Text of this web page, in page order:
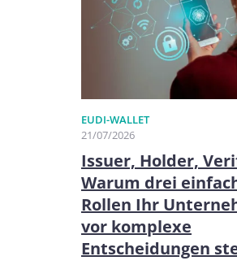
EUDI-WALLET
21/07/2026
Issuer, Holder,
Warum drei
Rollen Ihr
vor komplexe
Entscheidungen